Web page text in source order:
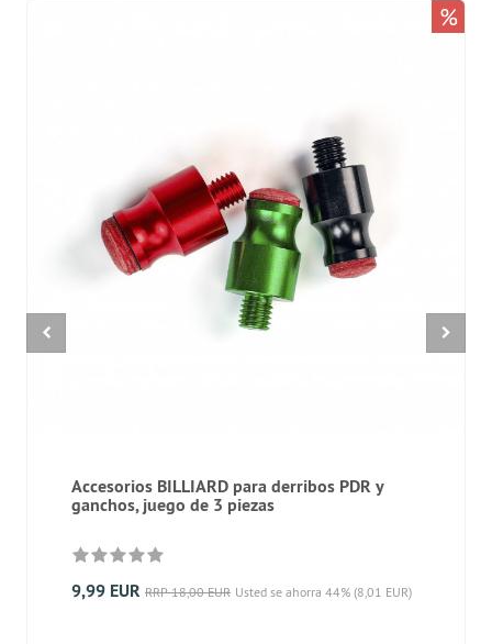
Accesorios BILLIARD para derribos PDR y
ganchos, juego de 3 piezas
9,99 EUR RRP 18,00 EUR Usted se ahorra 44% (8,01 EUR)
%